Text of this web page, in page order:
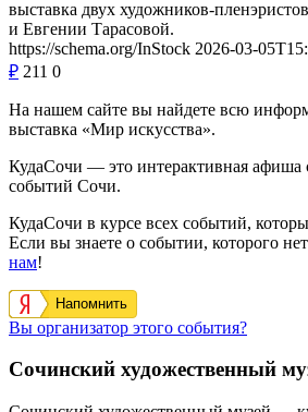
выставка двух художников-
и Евгении Тарасовой.
https://schema.org/InStock 2026-03-
₽ 211 0
На нашем сайте вы найдете всю
выставка «Мир искусства».
КудаСочи — это интерактивная афиша
событий Сочи.
КудаСочи в курсе всех событий,
Если вы знаете о событии, которого
нам!
Напомнить
Вы организатор этого события?
Сочинский художественный